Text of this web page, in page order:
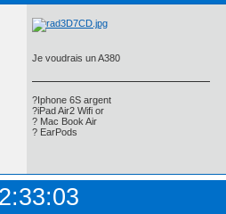
Je voudrais un A380
?Iphone 6S argent
?iPad Air2 Wifi or
? Mac Book Air
? EarPods